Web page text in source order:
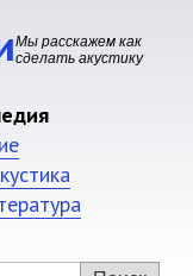
Мы расскажем как
сделать акустику